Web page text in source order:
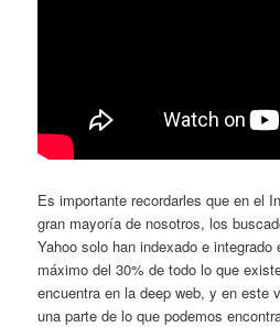
Es importante recordarles que en el
gran mayoría de nosotros, los
Yahoo solo han indexado e
máximo del 30% de todo lo que
encuentra en la deep web, y en este
una parte de lo que podemos